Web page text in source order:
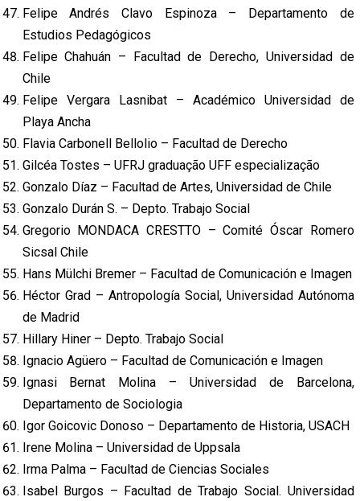
Felipe Andrés Clavo Espinoza – Departamento de
Estudios Pedagógicos
Felipe Chahuán – Facultad de Derecho, Universidad de
Chile
Felipe Vergara Lasnibat – Académico Universidad de
Playa Ancha
Flavia Carbonell Bellolio – Facultad de Derecho
Gilcéa Tostes – UFRJ graduação UFF especialização
Gonzalo Díaz – Facultad de Artes, Universidad de Chile
Gonzalo Durán S. – Depto. Trabajo Social
Gregorio MONDACA CRESTTO – Comité Óscar Romero
Sicsal Chile
Hans Mülchi Bremer – Facultad de Comunicación e Imagen
Héctor Grad – Antropología Social, Universidad Autónoma
de Madrid
Hillary Hiner – Depto. Trabajo Social
Ignacio Agüero – Facultad de Comunicación e Imagen
Ignasi Bernat Molina – Universidad de Barcelona,
Departamento de Sociologia
Igor Goicovic Donoso – Departamento de Historia, USACH
Irene Molina – Universidad de Uppsala
Irma Palma – Facultad de Ciencias Sociales
Isabel Burgos – Facultad de Trabajo Social. Universidad